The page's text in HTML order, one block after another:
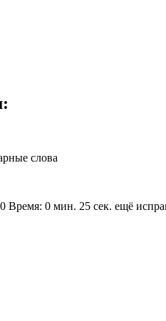
слова
0 мин. 25 сек. ещё